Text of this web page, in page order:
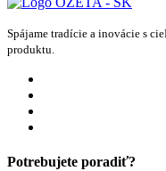
Spájame tradície a inovácie s
produktu.
Potrebujete poradiť?